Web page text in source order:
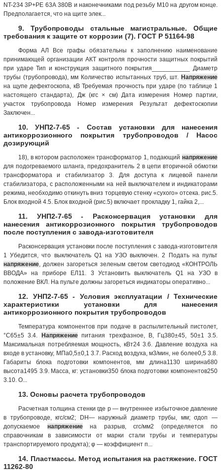
NT-234 3Р+РЕ 63А 380В и наконечниками под резьбу М10 на другом конце.
Предполагается, что на щите элек...
9. Трубопроводы стальные магистральные. Общие
требования к защите от коррозии (7). ГОСТ Р 51164-98
Форма АЛ Все графы обязательны к заполнению наименование
принимающей организации АКТ контроля прочности защитных покрытий
при ударе Тип и конструкция защитного покрытия___________ Диаметр
трубы (трубопровода), мм Количество испытанных труб, шт. Напряжение
на щупе дефектоскопа, кВ Требуемая прочность при ударе (по таблице 1
настоящего стандарта), Дж (кгс × см) Дата измерения Номер партии,
участок трубопровода Номер измерения Результат дефектоскопии
Заключен...
10. УНП2-7-65 - Состав установки для нанесения
антикоррозионного покрытия трубопроводов / Насос
дозирующий
18), в котором расположен трансформатор 1, подающий напряжение
для подогреваемого шланга, предохранитель 2 в цепи вторичной обмотки
трансформатора и стабилизатор 3. Для доступа к лицевой панели
стабилизатора, с расположенными на ней выключателем и индикаторами
режима, необходимо откинуть вниз торцевую стенку «сухого» отсека. рис.5.
Блок входной 4.5. Блок входной (рис.5) включает прокладку 1, гайка 2,...
11. УНП2-7-65 - Расконсервация установки для
нанесения антикоррозионного покрытия трубопроводов
после поступления с завода-изготовителя
Расконсервация установки после поступления с завода-изготовителя
1 Убедится, что выключатель Q1 на УЗО выключен. 2 Подать на пульт
напряжение , должен загореться зеленым светом светодиод «КОНТРОЛЬ
ВВОДА» на приборе ЕЛ11. 3 Установить выключатель Q1 на УЗО в
положение ВКЛ. На пульте должны загореться индикаторы оперативно...
12. УНП2-7-65 - Условия эксплуатации / Технические
характеристики установки для нанесения
антикоррозионного покрытия трубопроводов
Температура компонентов при подаче в распылительный пистолет,
°С65±5 3.4. Напряжениепитания трехфазное, В, Гц380±45, 50±1 3.5.
Максимальная потребляемая мощность, кВт24 3.6. Давление воздуха на
входе в установку, МПа0,5±0,1 3.7. Расход воздуха, м3/мин, не более0,5 3.8.
Габариты блока подготовки компонентов, мм длина1130 ширина680
высота1495 3.9. Масса, кг: установки350 блока подготовки компонентов250
3.10. О...
13. Основы расчета трубопроводов
Расчетная толщина стенки где р — внутреннее избыточное давление
в трубопроводе, кгс/см2; DH— наружный диаметр трубы, мм; σдоп —
допускаемое напряжениена разрыв, сгс/мм2 (определяется по
справочникам в зависимости от марки стали трубы и температуры
транспортируемого продукта); φ — коэффициент п...
14. Пластмассы. Метод испытания на растяжение. ГОСТ
11262-80